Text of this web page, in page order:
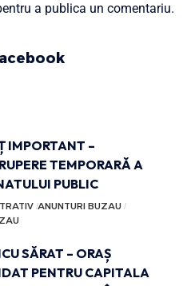
a publica un comentariu.
IMPORTANT –
TEMPORARĂ A
PUBLIC
ANUNTURI BUZAU
SĂRAT – ORAȘ
PENTRU CAPITALA